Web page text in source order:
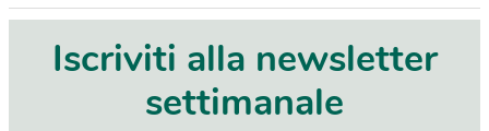
Iscriviti alla newsletter
settimanale